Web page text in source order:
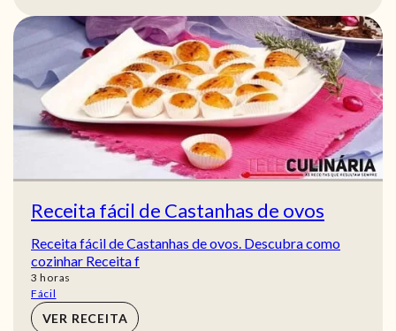
Receita fácil de Castanhas de ovos
Receita fácil de Castanhas de ovos. Descubra como
cozinhar Receita f
3 horas
horas
Fácil
VER RECEITA